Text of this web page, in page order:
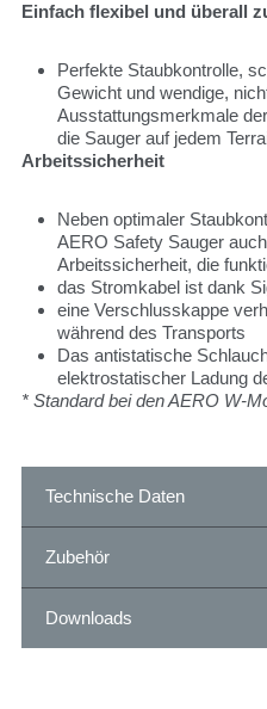
Einfach flexibel und überall
Perfekte Staubkontrolle,
Gewicht und wendige,
Ausstattungsmerkmale
die Sauger auf jedem
Arbeitssicherheit
Neben optimaler
AERO Safety Sauger
Arbeitssicherheit, die
das Stromkabel ist dank
eine Verschlusskappe
während des Transports
Das antistatische
elektrostatischer Ladung
* Standard bei den AERO W-
Technische Daten
Zubehör
Downloads